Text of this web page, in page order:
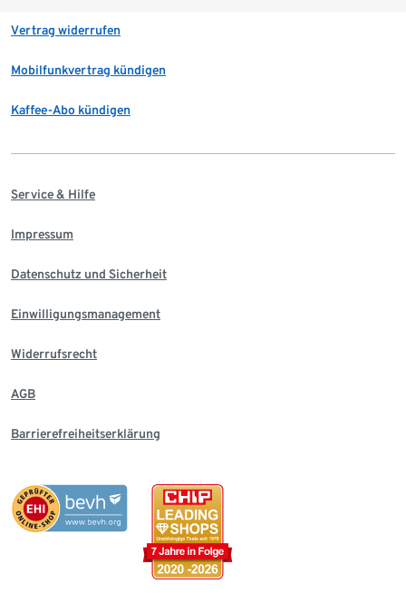
Vertrag widerrufen
Mobilfunkvertrag kündigen
Kaffee-Abo kündigen
Service & Hilfe
Impressum
Datenschutz und Sicherheit
Einwilligungsmanagement
Widerrufsrecht
AGB
Barrierefreiheitserklärung